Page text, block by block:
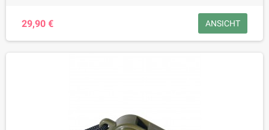
29,90 € ANSICHT